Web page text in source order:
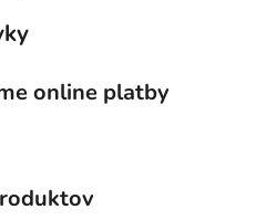
online platby